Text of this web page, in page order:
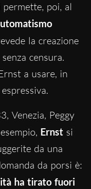
poi, al
la creazione
censura.
a usare, in
Venezia, Peggy
Ernst si
da una
da porsi è:
ha tirato fuori